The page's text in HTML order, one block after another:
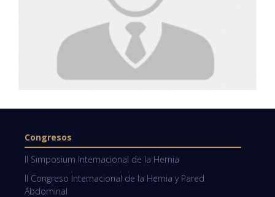
Congresos
II Simposium Internacional de la Hernia
II Congreso Internacional de la Hernia y Pared
Abdominal